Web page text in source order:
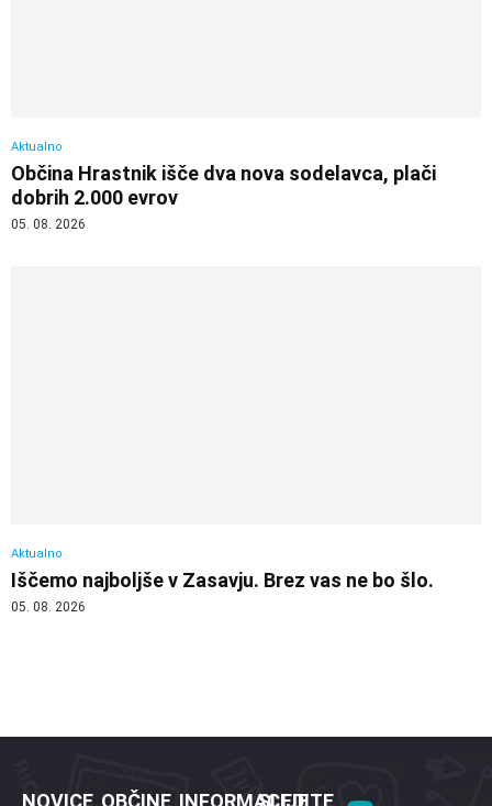
Aktualno
Občina Hrastnik išče dva nova sodelavca, plači
dobrih 2.000 evrov
05. 08. 2026
Aktualno
Iščemo najboljše v Zasavju. Brez vas ne bo šlo.
05. 08. 2026
NOVICE OBČINE INFORMACIJE
SLEDITE